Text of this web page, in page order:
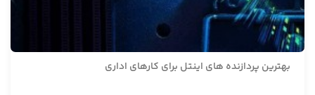
بهترین پردازنده های اینتل برای کارهای اداری